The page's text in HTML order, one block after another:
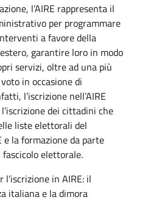
l’AIRE rappresenta il
per programmare
a favore della
garantire loro in modo
servizi, oltre ad una più
in occasione di
l’iscrizione nell’AIRE
dei cittadini che
liste elettorali del
e la formazione da parte
elettorale.
in AIRE: il
italiana e la dimora